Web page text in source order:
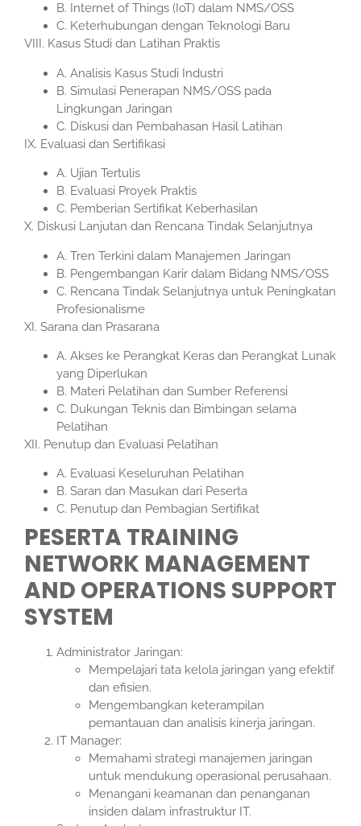
B. Internet of Things (IoT) dalam NMS/OSS
C. Keterhubungan dengan Teknologi Baru
VIII. Kasus Studi dan Latihan Praktis
A. Analisis Kasus Studi Industri
B. Simulasi Penerapan NMS/OSS pada
Lingkungan Jaringan
C. Diskusi dan Pembahasan Hasil Latihan
IX. Evaluasi dan Sertifikasi
A. Ujian Tertulis
B. Evaluasi Proyek Praktis
C. Pemberian Sertifikat Keberhasilan
X. Diskusi Lanjutan dan Rencana Tindak Selanjutnya
A. Tren Terkini dalam Manajemen Jaringan
B. Pengembangan Karir dalam Bidang NMS/OSS
C. Rencana Tindak Selanjutnya untuk Peningkatan
Profesionalisme
XI. Sarana dan Prasarana
A. Akses ke Perangkat Keras dan Perangkat Lunak
yang Diperlukan
B. Materi Pelatihan dan Sumber Referensi
C. Dukungan Teknis dan Bimbingan selama
Pelatihan
XII. Penutup dan Evaluasi Pelatihan
A. Evaluasi Keseluruhan Pelatihan
B. Saran dan Masukan dari Peserta
C. Penutup dan Pembagian Sertifikat
PESERTA TRAINING
NETWORK MANAGEMENT
AND OPERATIONS SUPPORT
SYSTEM
Administrator Jaringan:
Mempelajari tata kelola jaringan yang efektif
dan efisien.
Mengembangkan keterampilan
pemantauan dan analisis kinerja jaringan.
IT Manager:
Memahami strategi manajemen jaringan
untuk mendukung operasional perusahaan.
Menangani keamanan dan penanganan
insiden dalam infrastruktur IT.